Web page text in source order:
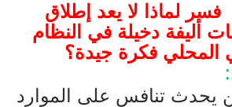
فسر لماذا لا يعد إطلاق
أليفة دخيلة في النظام
المحلي فكرة جيدة؟
يحدث تنافس على الموارد